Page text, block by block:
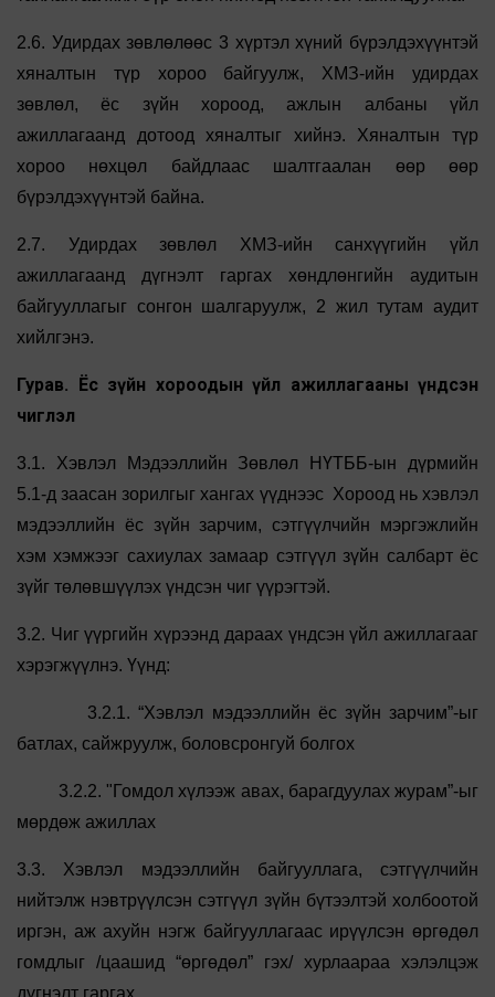
2.6. Удирдах зөвлөлөөс 3 хүртэл хүний бүрэлдэхүүнтэй
хяналтын түр хороо байгуулж, ХМЗ-ийн удирдах
зөвлөл, ёс зүйн хороод, ажлын албаны үйл
ажиллагаанд дотоод хяналтыг хийнэ. Хяналтын түр
хороо нөхцөл байдлаас шалтгаалан өөр өөр
бүрэлдэхүүнтэй байна.
2.7. Удирдах зөвлөл ХМЗ-ийн санхүүгийн үйл
ажиллагаанд дүгнэлт гаргах хөндлөнгийн аудитын
байгууллагыг сонгон шалгаруулж, 2 жил тутам аудит
хийлгэнэ.
Гурав. Ёс зүйн хороодын үйл ажиллагааны үндсэн
чиглэл
3.1. Хэвлэл Мэдээллийн Зөвлөл НҮТББ-ын дүрмийн
5.1-д заасан зорилгыг хангах үүднээс Хороод нь хэвлэл
мэдээллийн ёс зүйн зарчим, сэтгүүлчийн мэргэжлийн
хэм хэмжээг сахиулах замаар сэтгүүл зүйн салбарт ёс
зүйг төлөвшүүлэх үндсэн чиг үүрэгтэй.
3.2. Чиг үүргийн хүрээнд дараах үндсэн үйл ажиллагааг
хэрэгжүүлнэ. Үүнд:
3.2.1. “Хэвлэл мэдээллийн ёс зүйн зарчим”-ыг
батлах, сайжруулж, боловсронгуй болгох
3.2.2. "Гомдол хүлээж авах, барагдуулах журам”-ыг
мөрдөж ажиллах
3.3. Хэвлэл мэдээллийн байгууллага, сэтгүүлчийн
нийтэлж нэвтрүүлсэн сэтгүүл зүйн бүтээлтэй холбоотой
иргэн, аж ахуйн нэгж байгууллагаас ирүүлсэн өргөдөл
гомдлыг /цаашид “өргөдөл” гэх/ хурлаараа хэлэлцэж